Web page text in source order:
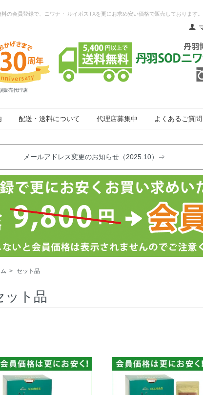
の会員登録で、ニワナ・ ルイボスTXを更にお求め安い価格で販売しております。
販売代理店
配送・送料について 代理店募集中 よくあるご質問
メールアドレス変更のお知らせ（2025.10）⇒
> セット品
ット品